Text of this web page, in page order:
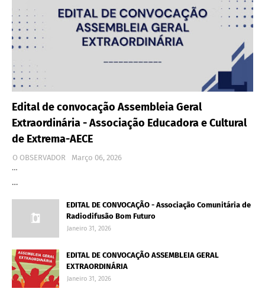
Edital de convocação Assembleia Geral
Extraordinária - Associação Educadora e Cultural
de Extrema-AECE
O OBSERVADOR
Março 06, 2026
…
…
EDITAL DE CONVOCAÇÃO - Associação Comunitária de
Radiodifusão Bom Futuro
Janeiro 31, 2026
EDITAL DE CONVOCAÇÃO ASSEMBLEIA GERAL
EXTRAORDINÁRIA
Janeiro 31, 2026